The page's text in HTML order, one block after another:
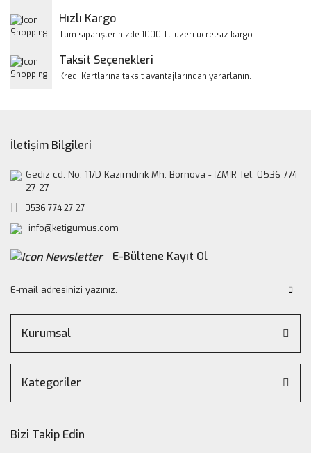
Bu ürüne benzer farklı alternatifler olmalı.
Hızlı Kargo
Tüm siparişlerinizde 1000 TL üzeri ücretsiz kargo
Taksit Seçenekleri
Kredi Kartlarına taksit avantajlarından yararlanın.
İletişim Bilgileri
Gediz cd. No: 11/D Kazımdirik Mh. Bornova - İZMİR Tel: 0536 774
27 27
0536 774 27 27
info@ketigumus.com
E-Bültene Kayıt Ol
Kurumsal
Kategoriler
Bizi Takip Edin